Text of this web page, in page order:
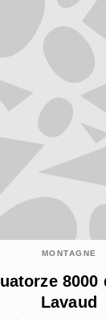
MONTAGNE
8000
Lavaud